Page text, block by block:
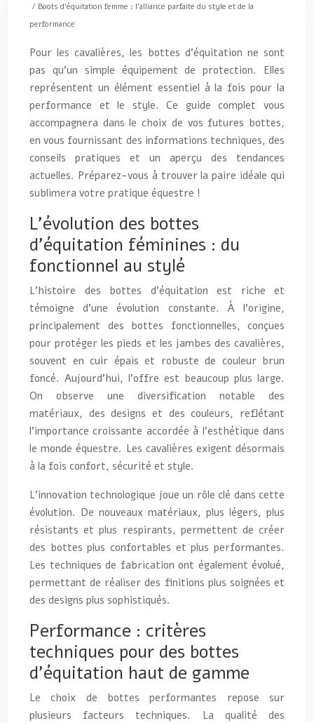
/ Boots d’équitation femme : l’alliance parfaite du style et de la
performance
Pour les cavalières, les bottes d’équitation ne sont
pas qu’un simple équipement de protection. Elles
représentent un élément essentiel à la fois pour la
performance et le style. Ce guide complet vous
accompagnera dans le choix de vos futures bottes,
en vous fournissant des informations techniques, des
conseils pratiques et un aperçu des tendances
actuelles. Préparez-vous à trouver la paire idéale qui
sublimera votre pratique équestre !
L’évolution des bottes
d’équitation féminines : du
fonctionnel au stylé
L’histoire des bottes d’équitation est riche et
témoigne d’une évolution constante. À l’origine,
principalement des bottes fonctionnelles, conçues
pour protéger les pieds et les jambes des cavalières,
souvent en cuir épais et robuste de couleur brun
foncé. Aujourd’hui, l’offre est beaucoup plus large.
On observe une diversification notable des
matériaux, des designs et des couleurs, reflétant
l’importance croissante accordée à l’esthétique dans
le monde équestre. Les cavalières exigent désormais
à la fois confort, sécurité et style.
L’innovation technologique joue un rôle clé dans cette
évolution. De nouveaux matériaux, plus légers, plus
résistants et plus respirants, permettent de créer
des bottes plus confortables et plus performantes.
Les techniques de fabrication ont également évolué,
permettant de réaliser des finitions plus soignées et
des designs plus sophistiqués.
Performance : critères
techniques pour des bottes
d’équitation haut de gamme
Le choix de bottes performantes repose sur
plusieurs facteurs techniques. La qualité des